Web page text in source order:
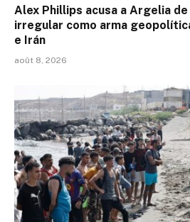
Alex Phillips acusa a Argelia
irregular como arma
e Irán
août 8, 2026